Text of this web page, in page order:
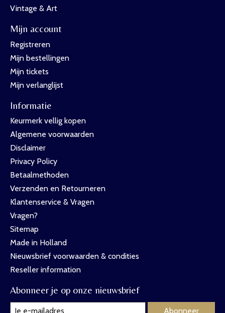
Vintage & Art
Mijn account
Registreren
Mijn bestellingen
Mijn tickets
Mijn verlanglijst
Informatie
Keurmerk vellig kopen
Algemene voorwaarden
Disclaimer
Privacy Policy
Betaalmethoden
Verzenden en Retourneren
Klantenservice & Vragen
Vragen?
Sitemap
Made in Holland
Nieuwsbrief voorwaarden & condities
Reseller information
Abonneer je op onze nieuwsbrief
Abonneer